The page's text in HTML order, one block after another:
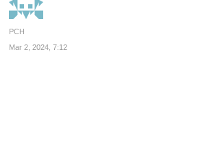
PCH
Mar 2, 2024, 7:12